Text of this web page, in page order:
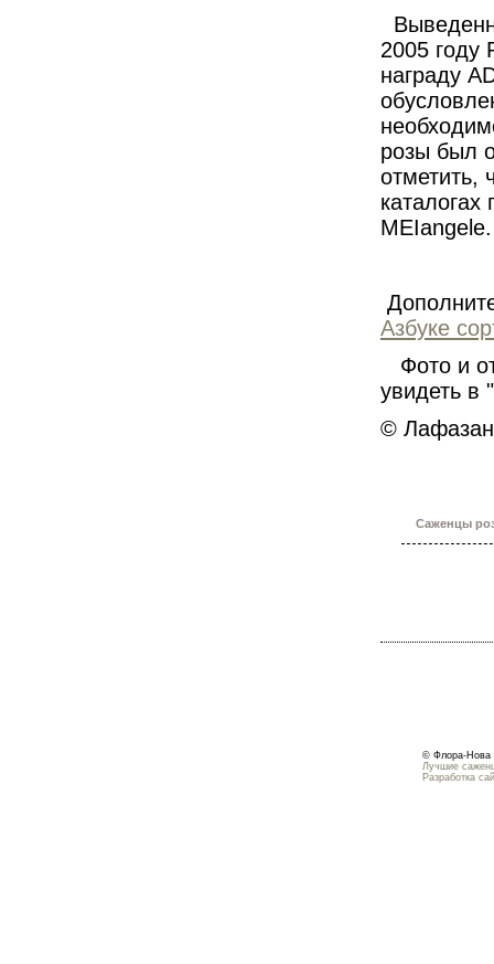
2005 году
награду
розы был
отметить,
MEIangele.
Азбуке
Фото и
увидеть в "
©
Саженцы
© Флора-Нова
Лучшие
Разработка